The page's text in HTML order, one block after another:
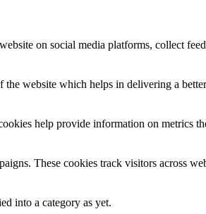
on social media platforms, collect
website which helps in delivering a
help provide information on metrics
These cookies track visitors across
into a category as yet.